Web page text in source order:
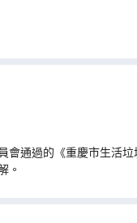
會通過的《重慶市生活
。